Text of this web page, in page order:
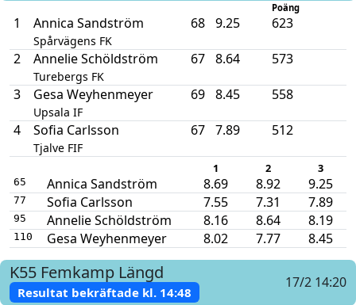
Poäng
1 Annica Sandström
Spårvägens FK
68 9.25 623
2 Annelie Schöldström
Turebergs FK
67 8.64 573
3 Gesa Weyhenmeyer
Upsala IF
69 8.45 558
4 Sofia Carlsson
Tjalve FIF
67 7.89 512
1 2 3
65 Annica Sandström 8.69 8.92 9.25
77 Sofia Carlsson 7.55 7.31 7.89
95 Annelie Schöldström 8.16 8.64 8.19
110 Gesa Weyhenmeyer 8.02 7.77 8.45
K55 Femkamp Längd
Resultat bekräftade kl. 14:48
17/2 14:20